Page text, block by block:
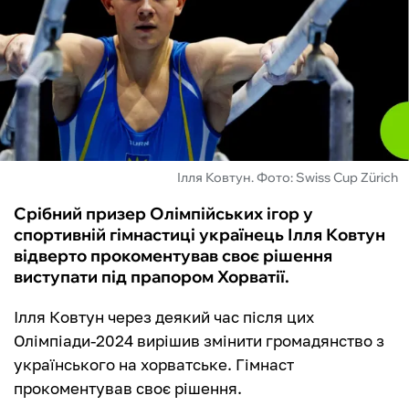
ФУТЗАЛ
ІНШІ
БУКМЕКЕРИ
Ілля Ковтун. Фото: Swiss Cup Zürich
Срібний призер Олімпійських ігор у
спортивній гімнастиці українець Ілля Ковтун
відверто прокоментував своє рішення
виступати під прапором Хорватії.
Ілля Ковтун через деякий час після цих
Олімпіади-2024 вирішив змінити громадянство з
українського на хорватське. Гімнаст
прокоментував своє рішення.